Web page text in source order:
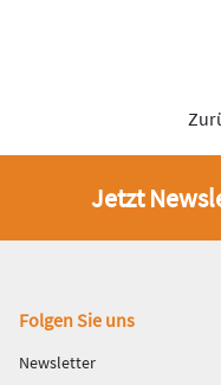
Jetzt
Fußbereich
Folgen Sie uns
Newsletter